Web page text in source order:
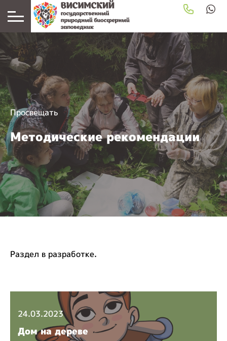
Просвещать
Методические рекомендации
Раздел в разработке.
24.03.2023
Дом на дереве